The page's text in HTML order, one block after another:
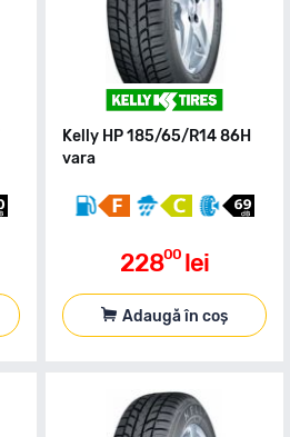
Kelly HP 185/65/R14 86H
vara
22800 lei
Adaugă în coș